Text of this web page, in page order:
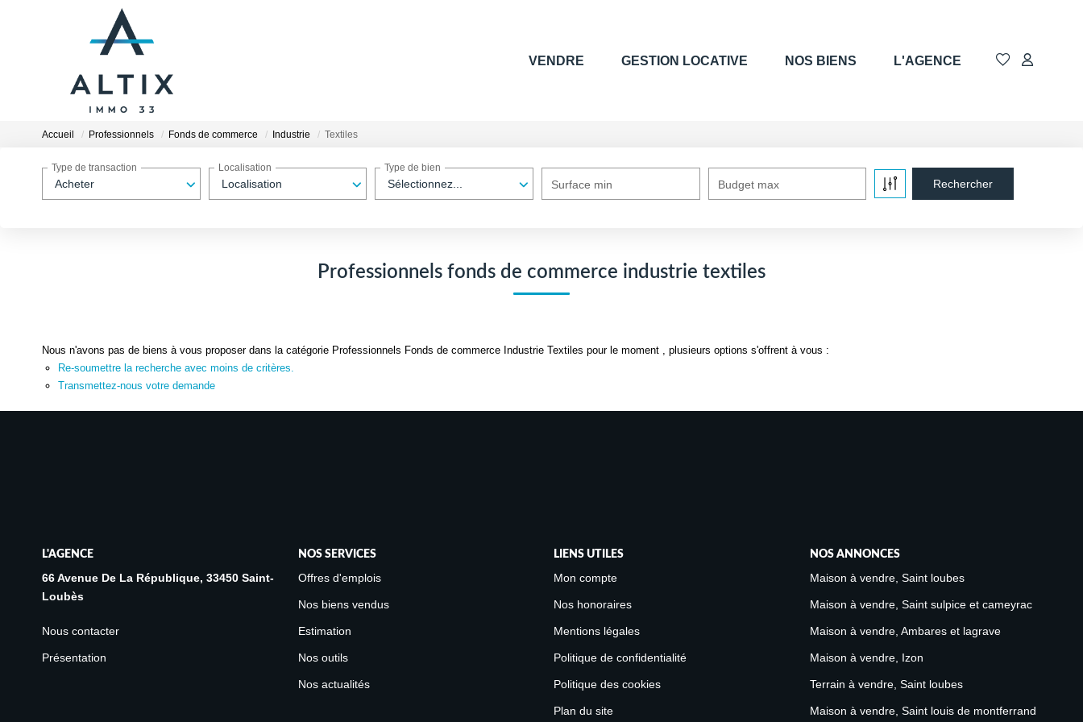
VENDRE GESTION LOCATIVE NOS BIENS L'AGENCE
Accueil Professionnels Fonds de commerce Industrie Textiles
Acheter
Type de transaction
Localisation
Localisation
Sélectionnez...
Type de bien
Surface min Budget max
Professionnels fonds de commerce industrie textiles
Nous n'avons pas de biens à vous proposer dans la catégorie Professionnels Fonds de commerce Industrie Textiles pour le moment , plusieurs options s'offrent à vous :
Re-soumettre la recherche avec moins de critères.
Transmettez-nous votre demande
L'AGENCE
66 Avenue De La République, 33450 Saint-
Loubès
Nous contacter
Présentation
NOS SERVICES
Offres d'emplois
Nos biens vendus
Estimation
Nos outils
Nos actualités
LIENS UTILES
Mon compte
Nos honoraires
Mentions légales
Politique de confidentialité
Politique des cookies
Plan du site
NOS ANNONCES
Maison à vendre, Saint loubes
Maison à vendre, Saint sulpice et cameyrac
Maison à vendre, Ambares et lagrave
Maison à vendre, Izon
Terrain à vendre, Saint loubes
Maison à vendre, Saint louis de montferrand